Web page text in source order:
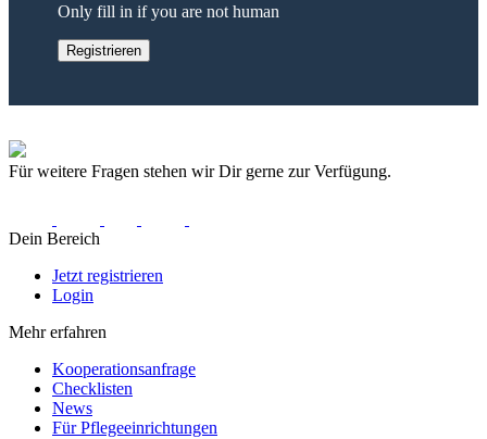
Only fill in if you are not human
Für weitere Fragen stehen wir Dir gerne zur Verfügung.
Dein Bereich
Jetzt registrieren
Login
Mehr erfahren
Kooperationsanfrage
Checklisten
News
Für Pflegeeinrichtungen